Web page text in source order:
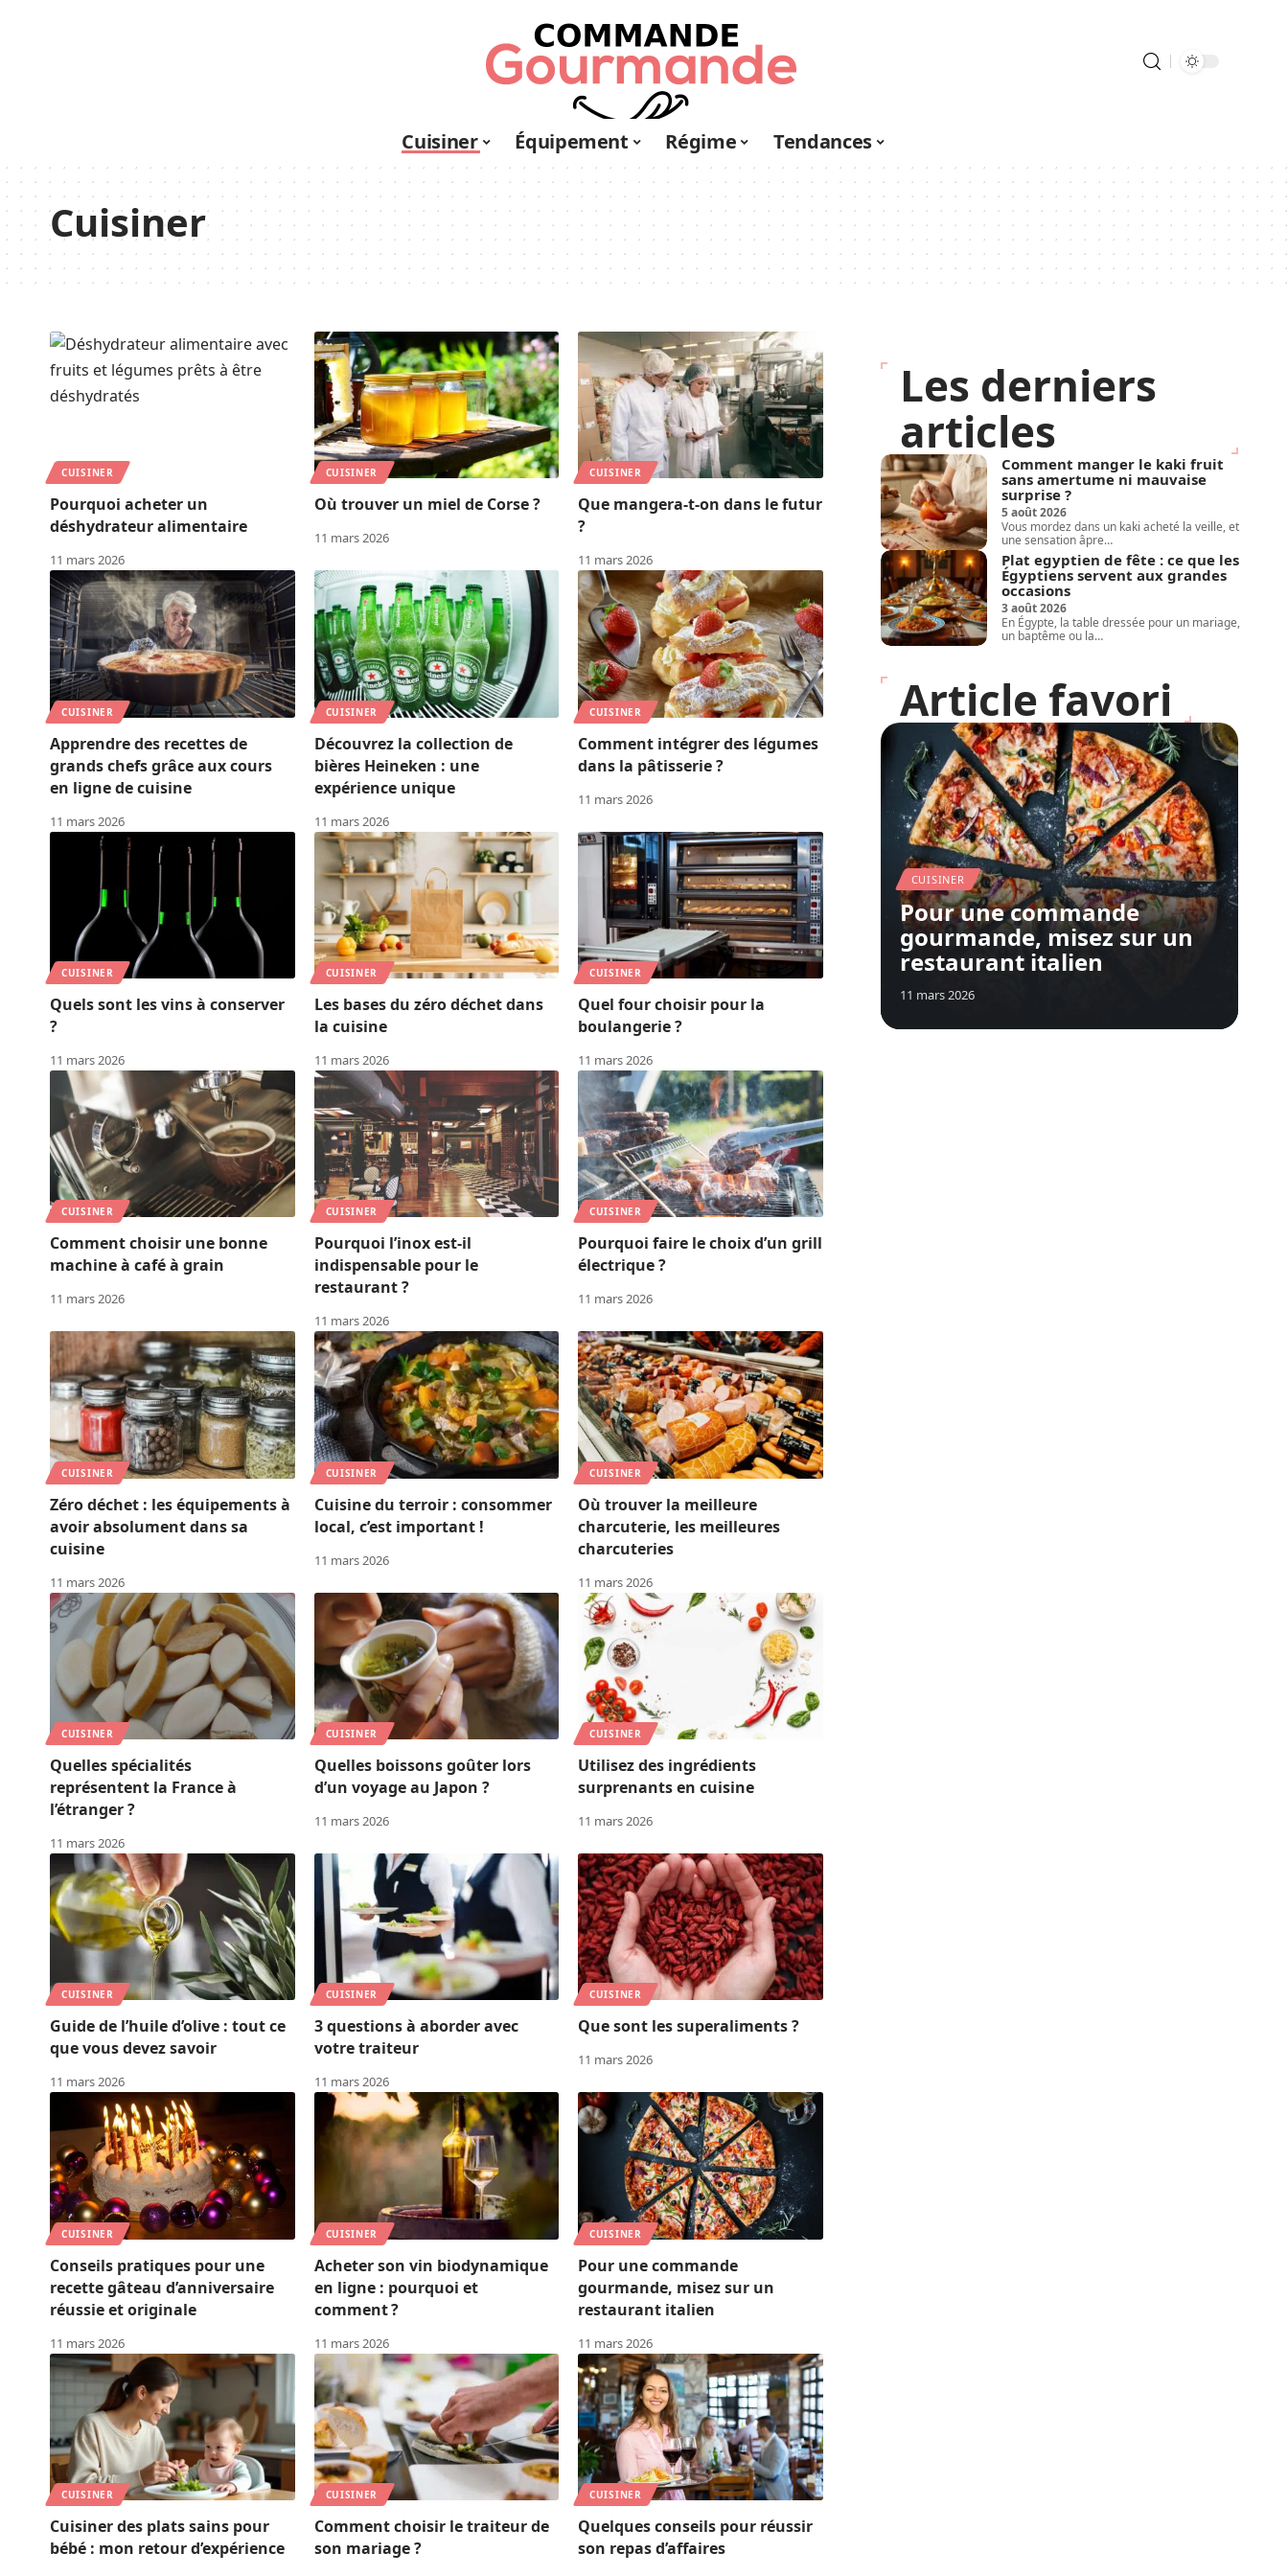
Cuisiner Équipement Régime Tendances
Cuisiner
CUISINER
Pourquoi acheter un
déshydrateur alimentaire
11 mars 2026
CUISINER
Où trouver un miel de Corse ?
11 mars 2026
CUISINER
Que mangera-t-on dans le futur
?
11 mars 2026
CUISINER
Apprendre des recettes de
grands chefs grâce aux cours
en ligne de cuisine
11 mars 2026
CUISINER
Découvrez la collection de
bières Heineken : une
expérience unique
11 mars 2026
CUISINER
Comment intégrer des légumes
dans la pâtisserie ?
11 mars 2026
CUISINER
Quels sont les vins à conserver
?
11 mars 2026
CUISINER
Les bases du zéro déchet dans
la cuisine
11 mars 2026
CUISINER
Quel four choisir pour la
boulangerie ?
11 mars 2026
CUISINER
Comment choisir une bonne
machine à café à grain
11 mars 2026
CUISINER
Pourquoi l’inox est-il
indispensable pour le
restaurant ?
11 mars 2026
CUISINER
Pourquoi faire le choix d’un grill
électrique ?
11 mars 2026
CUISINER
Zéro déchet : les équipements à
avoir absolument dans sa
cuisine
11 mars 2026
CUISINER
Cuisine du terroir : consommer
local, c’est important !
11 mars 2026
CUISINER
Où trouver la meilleure
charcuterie, les meilleures
charcuteries
11 mars 2026
CUISINER
Quelles spécialités
représentent la France à
l’étranger ?
11 mars 2026
CUISINER
Quelles boissons goûter lors
d’un voyage au Japon ?
11 mars 2026
CUISINER
Utilisez des ingrédients
surprenants en cuisine
11 mars 2026
CUISINER
Guide de l’huile d’olive : tout ce
que vous devez savoir
11 mars 2026
CUISINER
3 questions à aborder avec
votre traiteur
11 mars 2026
CUISINER
Que sont les superaliments ?
11 mars 2026
CUISINER
Conseils pratiques pour une
recette gâteau d’anniversaire
réussie et originale
11 mars 2026
CUISINER
Acheter son vin biodynamique
en ligne : pourquoi et
comment ?
11 mars 2026
CUISINER
Pour une commande
gourmande, misez sur un
restaurant italien
11 mars 2026
CUISINER
Cuisiner des plats sains pour
bébé : mon retour d’expérience
CUISINER
Comment choisir le traiteur de
son mariage ?
CUISINER
Quelques conseils pour réussir
son repas d’affaires
Les derniers
articles
Comment manger le kaki fruit
sans amertume ni mauvaise
surprise ?
5 août 2026
Vous mordez dans un kaki acheté la veille, et
une sensation âpre…
Plat egyptien de fête : ce que les
Égyptiens servent aux grandes
occasions
3 août 2026
En Égypte, la table dressée pour un mariage,
un baptême ou la…
Article favori
CUISINER
Pour une commande
gourmande, misez sur un
restaurant italien
11 mars 2026